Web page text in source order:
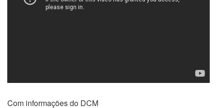
Com informações do DCM